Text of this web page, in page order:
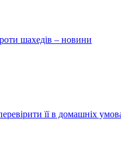
шахедів – новини
її в домашніх